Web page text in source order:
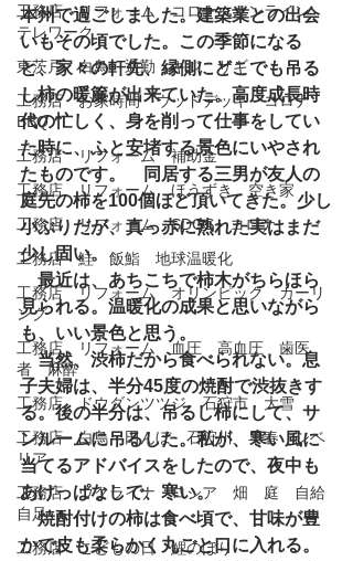
工務店 リフォーム コロナ オンライン
テレワーク
東茨戸 白鳥 通勤 キジ サギ
工務店 お家時間 ウッドデッキ コロナ
BBQ
工務店 リフォーム 補助金
工務店 リフォーム ほうずき 空き家
工務店 リフォーム SDGS コロナ
工務店 鮭 飯鮨 地球温暖化
工務店 リフォーム オリンピック カーリ
ング
工務店 リフォーム 血圧 高血圧 歯医
者 麻酔
工務店 ドウダンツツジ 石狩市 大雪
工務店 白鳥 田んぼ 石狩川 早春 シベ
リア
工務店 ウクライナ ロシア 畑 庭 自給
自足
工務店 こどもの日 鯉のぼり
本州で過ごしました。建築業との出会
いもその頃でした。この季節になる
と、家々の軒先、縁側にどこでも吊る
し柿の暖簾が出来ていた。高度成長時
代の忙しく、身を削って仕事をしてい
た時に、ふと安堵する景色にいやされ
たものです。　同居する三男が友人の
庭先の柿を100個ほど頂いてきた。少し
小ぶりだが、真っ赤に熟れた実はまだ
少し固い。
最近は、あちこちで柿木がちらほら
見られる。温暖化の成果と思いながら
も、いい景色と思う。
当然、渋柿だから食べられない。息
子夫婦は、半分45度の焼酎で渋抜きす
る。後の半分は、吊るし柿にして、サ
ンルームに吊るした。私が、寒い風に
当てるアドバイスをしたので、夜中も
あけっぱなしで、寒い。
焼酎付けの柿は食べ頃で、甘味が豊
かで皮も柔らかく丸ごと口に入れる。